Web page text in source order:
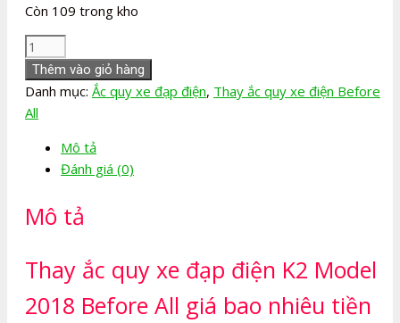
Còn 109 trong kho
Thay
Ắc
quy
xe
điện
2018
All
số
lượng
Thêm vào giỏ hàng
Danh mục: Ắc quy xe đạp điện, Thay ắc quy xe điện Before
All
Mô tả
Đánh giá (0)
Mô tả
Thay ắc quy xe đạp điện K2 Model
2018 Before All giá bao nhiêu tiền